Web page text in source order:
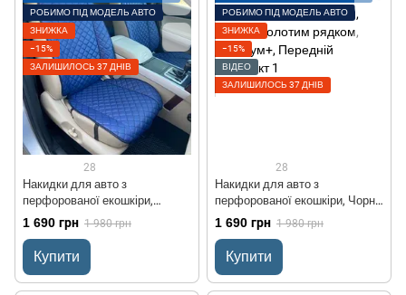
РОБИМО ПІД МОДЕЛЬ АВТО
ЗНИЖКА
−15%
ЗАЛИШИЛОСЬ 37 ДНІВ
28
Накидки для авто з
перфорованої екошкіри,
Темно-сині з темно-синім
рядком, Преміум+, Передній
комплект
1 690 грн 1 980 грн
Купити
РОБИМО ПІД МОДЕЛЬ АВТО
ЗНИЖКА
−15%
ВІДЕО
ЗАЛИШИЛОСЬ 37 ДНІВ
28
Накидки для авто з
перфорованої екошкіри, Чорні
із золотим рядком, Преміум+,
Передній комплект
1 690 грн 1 980 грн
Купити